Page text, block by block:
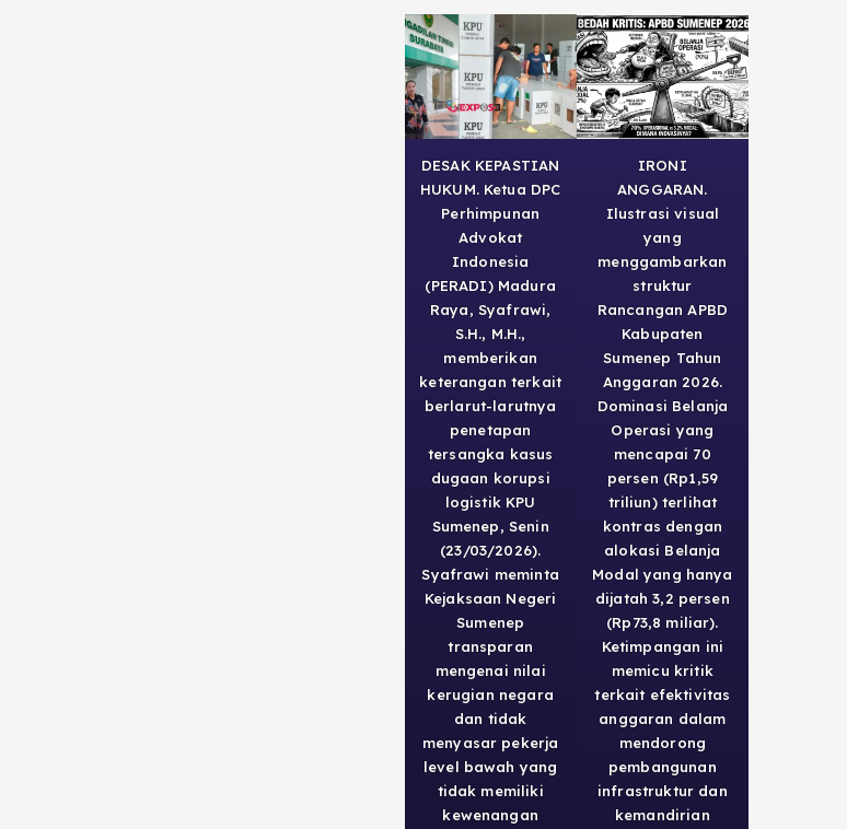
DESAK KEPASTIAN
HUKUM. Ketua DPC
Perhimpunan
Advokat
Indonesia
(PERADI) Madura
Raya, Syafrawi,
S.H., M.H.,
memberikan
keterangan terkait
berlarut-larutnya
penetapan
tersangka kasus
dugaan korupsi
logistik KPU
Sumenep, Senin
(23/03/2026).
Syafrawi meminta
Kejaksaan Negeri
Sumenep
transparan
mengenai nilai
kerugian negara
dan tidak
menyasar pekerja
level bawah yang
tidak memiliki
kewenangan
IRONI
ANGGARAN.
Ilustrasi visual
yang
menggambarkan
struktur
Rancangan APBD
Kabupaten
Sumenep Tahun
Anggaran 2026.
Dominasi Belanja
Operasi yang
mencapai 70
persen (Rp1,59
triliun) terlihat
kontras dengan
alokasi Belanja
Modal yang hanya
dijatah 3,2 persen
(Rp73,8 miliar).
Ketimpangan ini
memicu kritik
terkait efektivitas
anggaran dalam
mendorong
pembangunan
infrastruktur dan
kemandirian